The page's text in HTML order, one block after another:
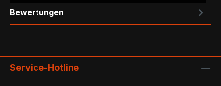
Bewertungen
Service-Hotline